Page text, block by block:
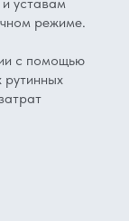
режиме.
с помощью
рутинных